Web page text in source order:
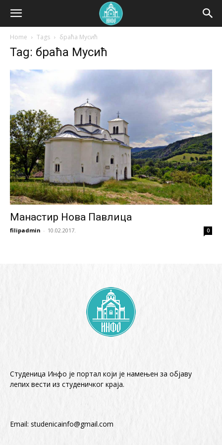
Home Tags браћа Мусић
Tag: браћа Мусић
Манастир Нова Павлица
filipadmin - 10.02.2017. 0
Студеница Инфо је портал који је намењен за објaву
лепих вести из студеничког краја.
Email: studenicainfo@gmail.com